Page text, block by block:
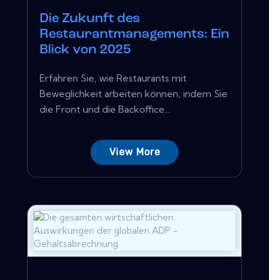
Die Zukunft des
Restaurantmanagements: Ein
Blick von 2025
Erfahren Sie, wie Restaurants mit
Beweglichkeit arbeiten können, indem Sie
die Front und die Backoffice...
View More